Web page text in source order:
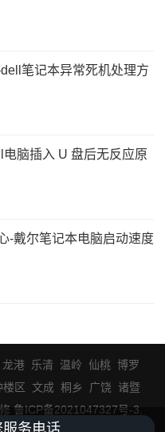
笔记本异常死机处理方
脑插入 U 盘后无反应原
-戴尔笔记本电脑启动速度
龙港 乐清 温岭 仙桃 博罗
楼区 文成 桐乡 广饶 诸暨
鲁ICP备2021047327号-3.
务电话